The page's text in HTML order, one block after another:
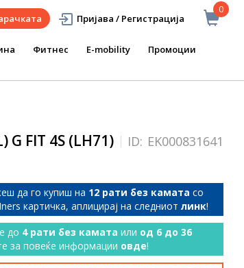
0
Пријава / Регистрација
Фитнес E-mobility Промоции
G FIT 4S (LH71) ID: EK000831641
да го купиш на 12 рати без камата со
картичка, аплицирај на следниот линк!
до 4 рати без камата или од 6 до 36
за повеќе информации овде!